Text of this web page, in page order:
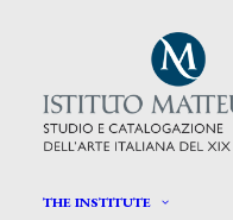
THE INSTITUTE